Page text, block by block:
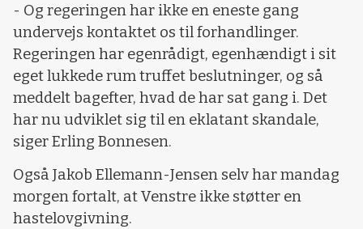
- Og regeringen har ikke en eneste gang
undervejs kontaktet os til forhandlinger.
Regeringen har egenrådigt, egenhændigt i sit
eget lukkede rum truffet beslutninger, og så
meddelt bagefter, hvad de har sat gang i. Det
har nu udviklet sig til en eklatant skandale,
siger Erling Bonnesen.
Også Jakob Ellemann-Jensen selv har mandag
morgen fortalt, at Venstre ikke støtter en
hastelovgivning.